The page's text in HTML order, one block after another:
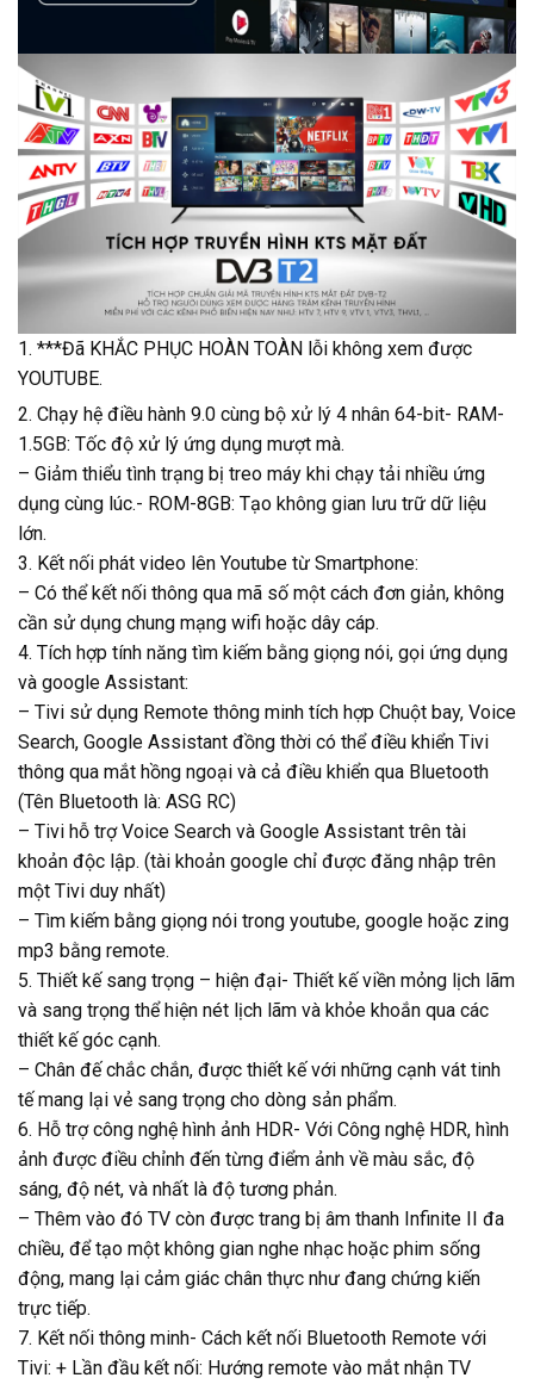
1. ***Đã KHẮC PHỤC HOÀN TOÀN lỗi không xem được
YOUTUBE.
2. Chạy hệ điều hành 9.0 cùng bộ xử lý 4 nhân 64-bit- RAM-
1.5GB: Tốc độ xử lý ứng dụng mượt mà.
– Giảm thiểu tình trạng bị treo máy khi chạy tải nhiều ứng
dụng cùng lúc.- ROM-8GB: Tạo không gian lưu trữ dữ liệu
lớn.
3. Kết nối phát video lên Youtube từ Smartphone:
– Có thể kết nối thông qua mã số một cách đơn giản, không
cần sử dụng chung mạng wifi hoặc dây cáp.
4. Tích hợp tính năng tìm kiếm bằng giọng nói, gọi ứng dụng
và google Assistant:
– Tivi sử dụng Remote thông minh tích hợp Chuột bay, Voice
Search, Google Assistant đồng thời có thể điều khiển Tivi
thông qua mắt hồng ngoại và cả điều khiển qua Bluetooth
(Tên Bluetooth là: ASG RC)
– Tivi hỗ trợ Voice Search và Google Assistant trên tài
khoản độc lập. (tài khoản google chỉ được đăng nhập trên
một Tivi duy nhất)
– Tìm kiếm bằng giọng nói trong youtube, google hoặc zing
mp3 bằng remote.
5. Thiết kế sang trọng – hiện đại- Thiết kế viền mỏng lịch lãm
và sang trọng thể hiện nét lịch lãm và khỏe khoắn qua các
thiết kế góc cạnh.
– Chân đế chắc chắn, được thiết kế với những cạnh vát tinh
tế mang lại vẻ sang trọng cho dòng sản phẩm.
6. Hỗ trợ công nghệ hình ảnh HDR- Với Công nghệ HDR, hình
ảnh được điều chỉnh đến từng điểm ảnh về màu sắc, độ
sáng, độ nét, và nhất là độ tương phản.
– Thêm vào đó TV còn được trang bị âm thanh Infinite II đa
chiều, để tạo một không gian nghe nhạc hoặc phim sống
động, mang lại cảm giác chân thực như đang chứng kiến
trực tiếp.
7. Kết nối thông minh- Cách kết nối Bluetooth Remote với
Tivi: + Lần đầu kết nối: Hướng remote vào mắt nhận TV